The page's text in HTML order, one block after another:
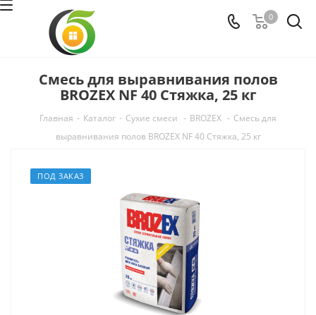
0
Смесь для выравнивания полов
BROZEX NF 40 Стяжка, 25 кг
Главная - Каталог - Сухие смеси - BROZEX - Смесь для
выравнивания полов BROZEX NF 40 Стяжка, 25 кг
ПОД ЗАКАЗ